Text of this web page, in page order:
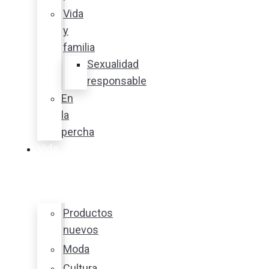
Vida
y
familia
Sexualidad
responsable
En
la
percha
Productos
nuevos
Moda